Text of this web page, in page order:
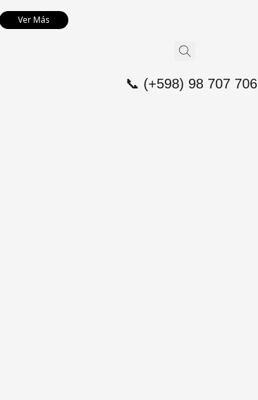
Ver Más
📞 (+598) 98 707 706